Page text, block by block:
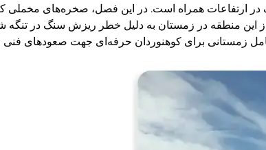
ارتفاعات همراه است. در این فصل، صخره‌های مخملی
این منطقه در زمستان به دلیل خطر ریزش سنگ در
زمستانی برای کوهنوردان حرفه‌ای جهت صعودهای فنی